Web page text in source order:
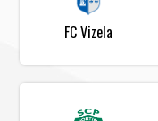
FC Vizela